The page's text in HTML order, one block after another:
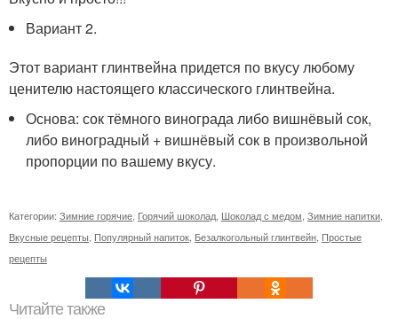
Вариант 2.
Этот вариант глинтвейна придется по вкусу любому
ценителю настоящего классического глинтвейна.
Основа: сок тёмного винограда либо вишнёвый сок,
либо виноградный + вишнёвый сок в произвольной
пропорции по вашему вкусу.
Категории: Зимние горячие Горячий шоколад Шоколад с медом Зимние напитки
Вкусные рецепты Популярный напиток Безалкогольный глинтвейн Простые
рецепты
Читайте также